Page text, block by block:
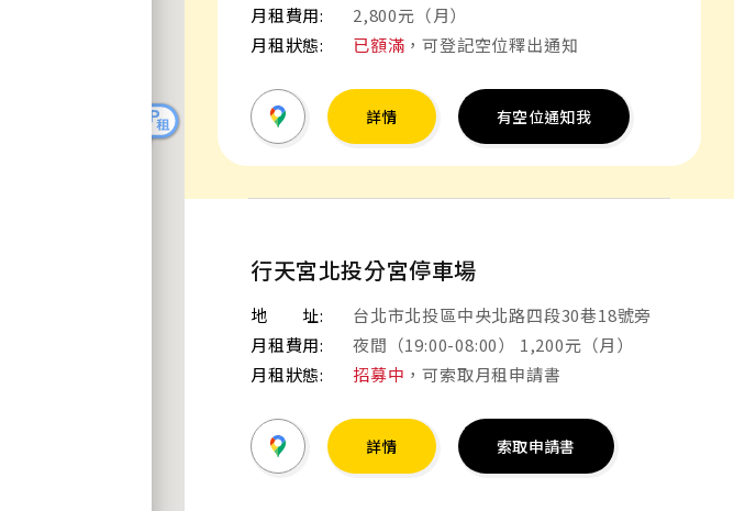
月租費用:
2,800元（月）
月租狀態:
已額滿 ，可登記空位釋出通知
詳情 有空位通知我
行天宮北投分宮停車場
地 址:
台北市北投區中央北路四段30巷18號旁
月租費用:
夜間（19:00-08:00） 1,200元（月）
月租狀態:
招募中 ，可索取月租申請書
詳情 索取申請書